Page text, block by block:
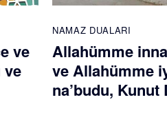
ve
ve
NAMAZ DUALARI
Allahümme
ve Allahümme
na’budu, Kunut